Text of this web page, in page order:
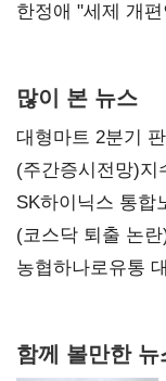
한정애 "세제 개
많이 본 뉴스
대형마트 2분기
(주간증시전망)
SK하이닉스 통
불만 확산
(코스닥 퇴출 논
당장 퇴출?…시간
농협하나로유통
함께 볼만한 뉴